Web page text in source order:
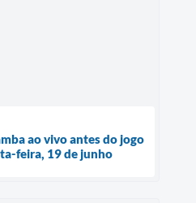
ao vivo antes do jogo
feira, 19 de junho